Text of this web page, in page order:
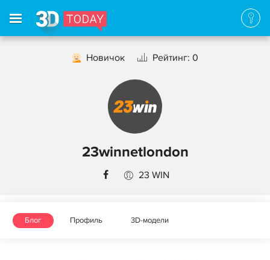
Новичок Рейтинг: 0
23winnetlondon
23 WIN
Блог Профиль 3D-модели